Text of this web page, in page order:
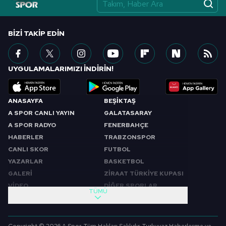
vasıtasıyla belirleyebilirsiniz. Çerezlere ilişkin detaylı bilgi
için Ayarlar butonuna tıklayabilir,Çerez Bilgilendirme
Metnimizi
ziyaret edebilirsiniz.
6698 sayılı Kişisel Verilerin Korunması Kanunu uyarınca
hazırlanmış Aydınlatma Metnimizi okumak ve sitemizde
ilgili mevzuata uygun olarak kullanılan çerezlerle ilgili bilgi
almak için lütfen
tıklayınız.
ANASAYFA
A SPOR CANLI YAYIN
A SPOR RADYO
HABERLER
CANLI SKOR
YAZARLAR
GALERİ
VİDEO
BEŞİKTAŞ
GALATASARAY
FENERBAHÇE
TRABZONSPOR
FUTBOL
BASKETBOL
ZİRAAT TÜRKİYE KUPASI
DİĞER SPORLAR
SABAH SPORU
FUTBOL
TÜMÜ
BIZI TAKIP EDIN
UYGULAMALARIMIZI İNDİRİN!